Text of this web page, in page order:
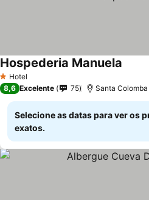
1 Estrelas
Hotel
Hospederia Manuela
8,6 Excelente 75 Santa
Selecione as datas para ver os
exatos.